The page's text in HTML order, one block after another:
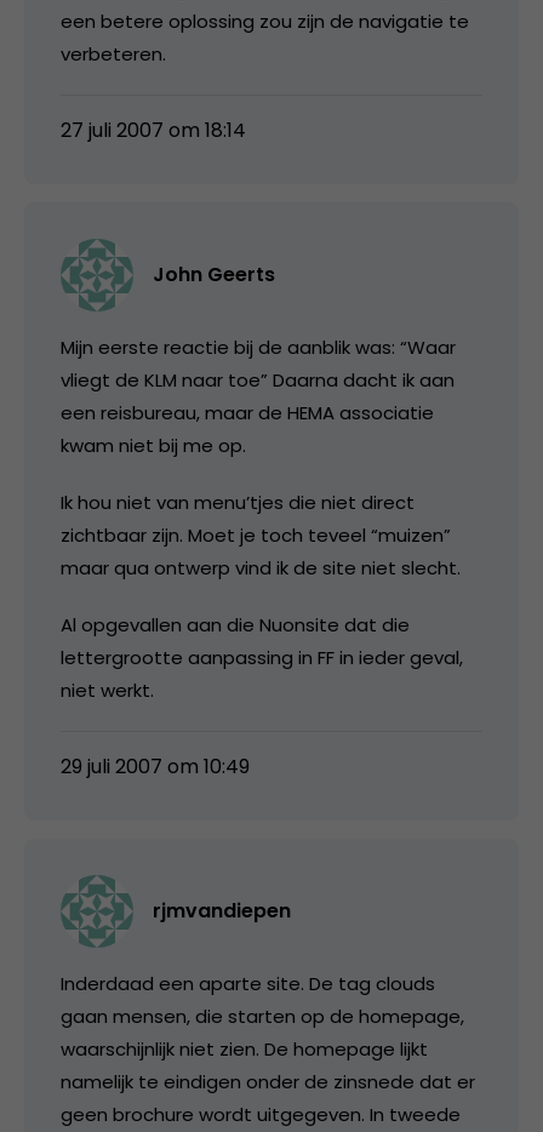
een betere oplossing zou zijn de navigatie te
verbeteren.
27 juli 2007 om 18:14
John Geerts
Mijn eerste reactie bij de aanblik was: “Waar
vliegt de KLM naar toe” Daarna dacht ik aan
een reisbureau, maar de HEMA associatie
kwam niet bij me op.
Ik hou niet van menu’tjes die niet direct
zichtbaar zijn. Moet je toch teveel “muizen”
maar qua ontwerp vind ik de site niet slecht.
Al opgevallen aan die Nuonsite dat die
lettergrootte aanpassing in FF in ieder geval,
niet werkt.
29 juli 2007 om 10:49
rjmvandiepen
Inderdaad een aparte site. De tag clouds
gaan mensen, die starten op de homepage,
waarschijnlijk niet zien. De homepage lijkt
namelijk te eindigen onder de zinsnede dat er
geen brochure wordt uitgegeven. In tweede